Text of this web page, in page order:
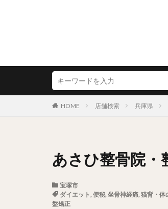
HOME 店舗検索 兵庫県
あさひ整骨院・
宝塚市
ダイエット, 便秘, 坐骨神経痛, 猫背・体
盤矯正